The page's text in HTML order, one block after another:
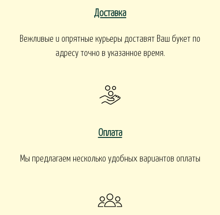
Доставка
Вежливые и опрятные курьеры доставят Ваш букет по
адресу точно в указанное время.
Оплата
Мы предлагаем несколько удобных вариантов оплаты